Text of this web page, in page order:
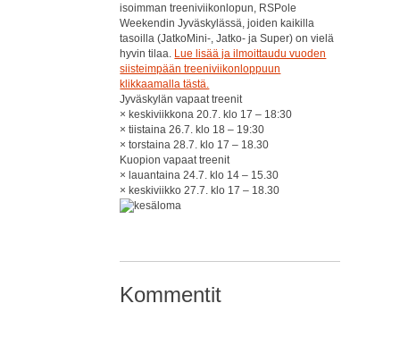
isoimman treeniviikonlopun, RSPole
Weekendin Jyväskylässä, joiden kaikilla
tasoilla (JatkoMini-, Jatko- ja Super) on vielä
hyvin tilaa. Lue lisää ja ilmoittaudu vuoden
siisteimpään treeniviikonloppuun
klikkaamalla tästä.
Jyväskylän vapaat treenit
× keskiviikkona 20.7. klo 17 – 18:30
× tiistaina 26.7. klo 18 – 19:30
× torstaina 28.7. klo 17 – 18.30
Kuopion vapaat treenit
× lauantaina 24.7. klo 14 – 15.30
× keskiviikko 27.7. klo 17 – 18.30
Kommentit